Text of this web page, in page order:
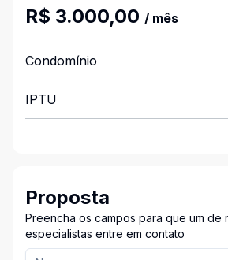
R$ 3.000,00 / mês
Condomínio
IPTU
Proposta
Preencha os campos para que um de
especialistas entre em contato